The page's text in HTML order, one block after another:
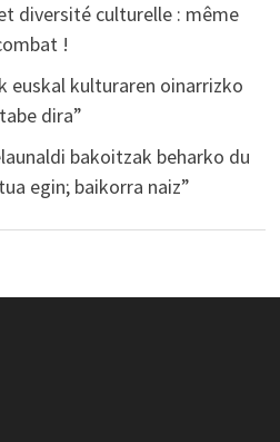
diversité culturelle : même
!
euskal kulturaren oinarrizko
dira”
bakoitzak beharko du
egin; baikorra naiz”